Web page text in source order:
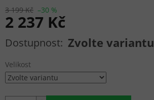
3 199 Kč –30 %
2 237 Kč
Měrná cena: Zvolte variantu
Velikost